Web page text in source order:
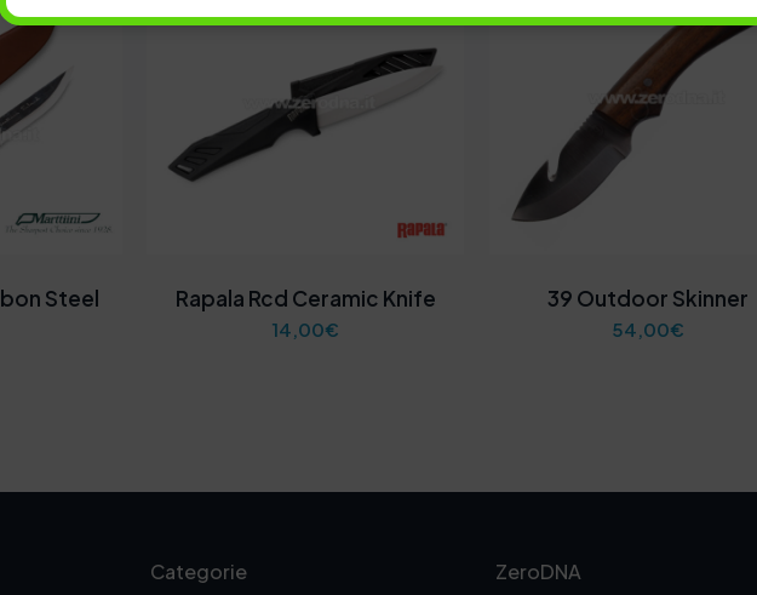
Steel Rapala Rcd Ceramic Knife
14,00€
39 Outdoor Skinner
54,00€
Categorie ZeroDNA